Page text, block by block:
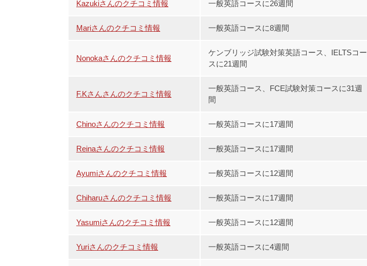
Kazukiさんのクチコミ情報 一般英語コースに26週間
Mariさんのクチコミ情報 一般英語コースに8週間
Nonokaさんのクチコミ情報
ケンブリッジ試験対策英語コース、IELTSコー
スに21週間
F.Kさんさんのクチコミ情報
一般英語コース、FCE試験対策コースに31週
間
Chinoさんのクチコミ情報 一般英語コースに17週間
Reinaさんのクチコミ情報 一般英語コースに17週間
Ayumiさんのクチコミ情報 一般英語コースに12週間
Chiharuさんのクチコミ情報 一般英語コースに17週間
Yasumiさんのクチコミ情報 一般英語コースに12週間
Yuriさんのクチコミ情報 一般英語コースに4週間